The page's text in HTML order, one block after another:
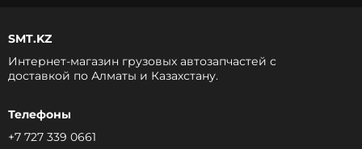
SMT.KZ
Интернет-магазин грузовых автозапчастей c
доставкой по Алматы и Казахстану.
Телефоны
+7 727 339 0661